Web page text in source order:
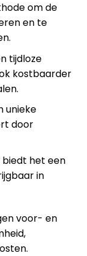
om de
en te
tijdloze
kostbaarder
unieke
door
biedt het een
in
voor- en